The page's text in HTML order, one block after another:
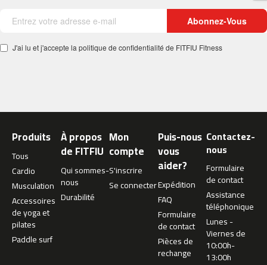
m
-
m
-
0
c
-
2
0
Abonnez-Vous
J'ai lu et j'accepte la politique de confidentialité de FITFIU Fitness
Produits
Tous
Cardio
Musculation
Accessoires
de yoga et
pilates
Paddle surf
À propos
de FITFIU
Qui sommes-
nous
Durabilité
Mon
compte
S'inscrire
Se connecter
Puis-nous
vous
aider?
Expédition
FAQ
Formulaire
de contact
Pièces de
rechange
Contactez-
nous
Formulaire
de contact
Assistance
téléphonique
Lunes -
Viernes de
10:00h-
13:00h